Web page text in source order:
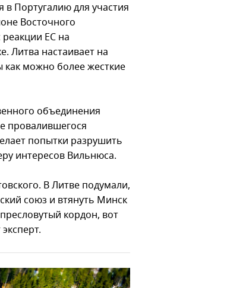
Португалию для участия
Восточного
ЕС на
Литва настаивает на
можно более жесткие
объединения
провалившегося
попытки разрушить
интересов Вильнюса.
В Литве подумали,
союз и втянуть Минск
кордон, вот